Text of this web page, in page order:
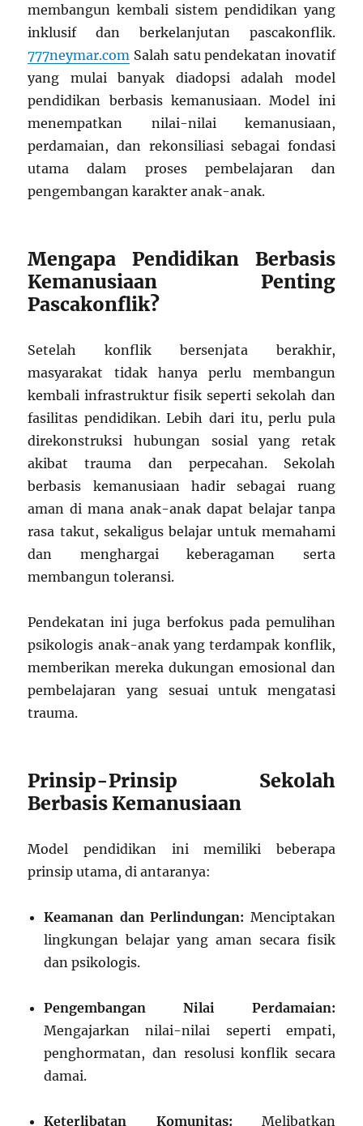
membangun kembali sistem pendidikan yang
inklusif dan berkelanjutan pascakonflik.
777neymar.com Salah satu pendekatan inovatif
yang mulai banyak diadopsi adalah model
pendidikan berbasis kemanusiaan. Model ini
menempatkan nilai-nilai kemanusiaan,
perdamaian, dan rekonsiliasi sebagai fondasi
utama dalam proses pembelajaran dan
pengembangan karakter anak-anak.
Mengapa Pendidikan Berbasis
Kemanusiaan Penting
Pascakonflik?
Setelah konflik bersenjata berakhir,
masyarakat tidak hanya perlu membangun
kembali infrastruktur fisik seperti sekolah dan
fasilitas pendidikan. Lebih dari itu, perlu pula
direkonstruksi hubungan sosial yang retak
akibat trauma dan perpecahan. Sekolah
berbasis kemanusiaan hadir sebagai ruang
aman di mana anak-anak dapat belajar tanpa
rasa takut, sekaligus belajar untuk memahami
dan menghargai keberagaman serta
membangun toleransi.
Pendekatan ini juga berfokus pada pemulihan
psikologis anak-anak yang terdampak konflik,
memberikan mereka dukungan emosional dan
pembelajaran yang sesuai untuk mengatasi
trauma.
Prinsip-Prinsip Sekolah
Berbasis Kemanusiaan
Model pendidikan ini memiliki beberapa
prinsip utama, di antaranya:
Keamanan dan Perlindungan: Menciptakan
lingkungan belajar yang aman secara fisik
dan psikologis.
Pengembangan Nilai Perdamaian:
Mengajarkan nilai-nilai seperti empati,
penghormatan, dan resolusi konflik secara
damai.
Keterlibatan Komunitas: Melibatkan